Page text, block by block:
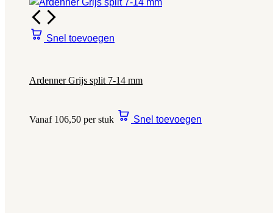
Snel toevoegen
Ardenner Grijs split 7-14 mm
Vanaf 106,50 per stuk Snel toevoegen